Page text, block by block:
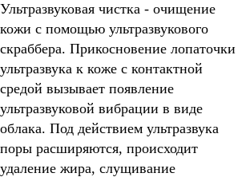
Ультразвуковая чистка - очищение
кожи с помощью ультразвукового
скраббера. Прикосновение лопаточки
ультразвука к коже с контактной
средой вызывает появление
ультразвуковой вибрации в виде
облака. Под действием ультразвука
поры расширяются, происходит
удаление жира, слущивание